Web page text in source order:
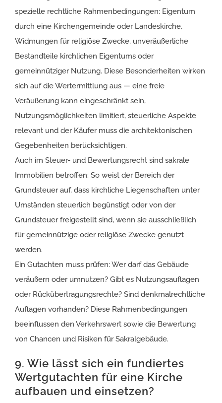
spezielle rechtliche Rahmenbedingungen: Eigentum
durch eine Kirchengemeinde oder Landeskirche,
Widmungen für religiöse Zwecke, unveräußerliche
Bestandteile kirchlichen Eigentums oder
gemeinnütziger Nutzung. Diese Besonderheiten wirken
sich auf die Wertermittlung aus — eine freie
Veräußerung kann eingeschränkt sein,
Nutzungsmöglichkeiten limitiert, steuerliche Aspekte
relevant und der Käufer muss die architektonischen
Gegebenheiten berücksichtigen.
Auch im Steuer- und Bewertungsrecht sind sakrale
Immobilien betroffen: So weist der Bereich der
Grundsteuer auf, dass kirchliche Liegenschaften unter
Umständen steuerlich begünstigt oder von der
Grundsteuer freigestellt sind, wenn sie ausschließlich
für gemeinnützige oder religiöse Zwecke genutzt
werden.
Ein Gutachten muss prüfen: Wer darf das Gebäude
veräußern oder umnutzen? Gibt es Nutzungsauflagen
oder Rückübertragungsrechte? Sind denkmalrechtliche
Auflagen vorhanden? Diese Rahmenbedingungen
beeinflussen den Verkehrswert sowie die Bewertung
von Chancen und Risiken für Sakralgebäude.
9. Wie lässt sich ein fundiertes
Wertgutachten für eine Kirche
aufbauen und einsetzen?